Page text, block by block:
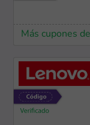
Más cupones